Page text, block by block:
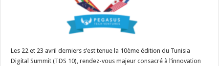
Les 22 et 23 avril derniers s’est tenue la 10ème édition du Tunisia
Digital Summit (TDS 10), rendez-vous majeur consacré à l’innovation